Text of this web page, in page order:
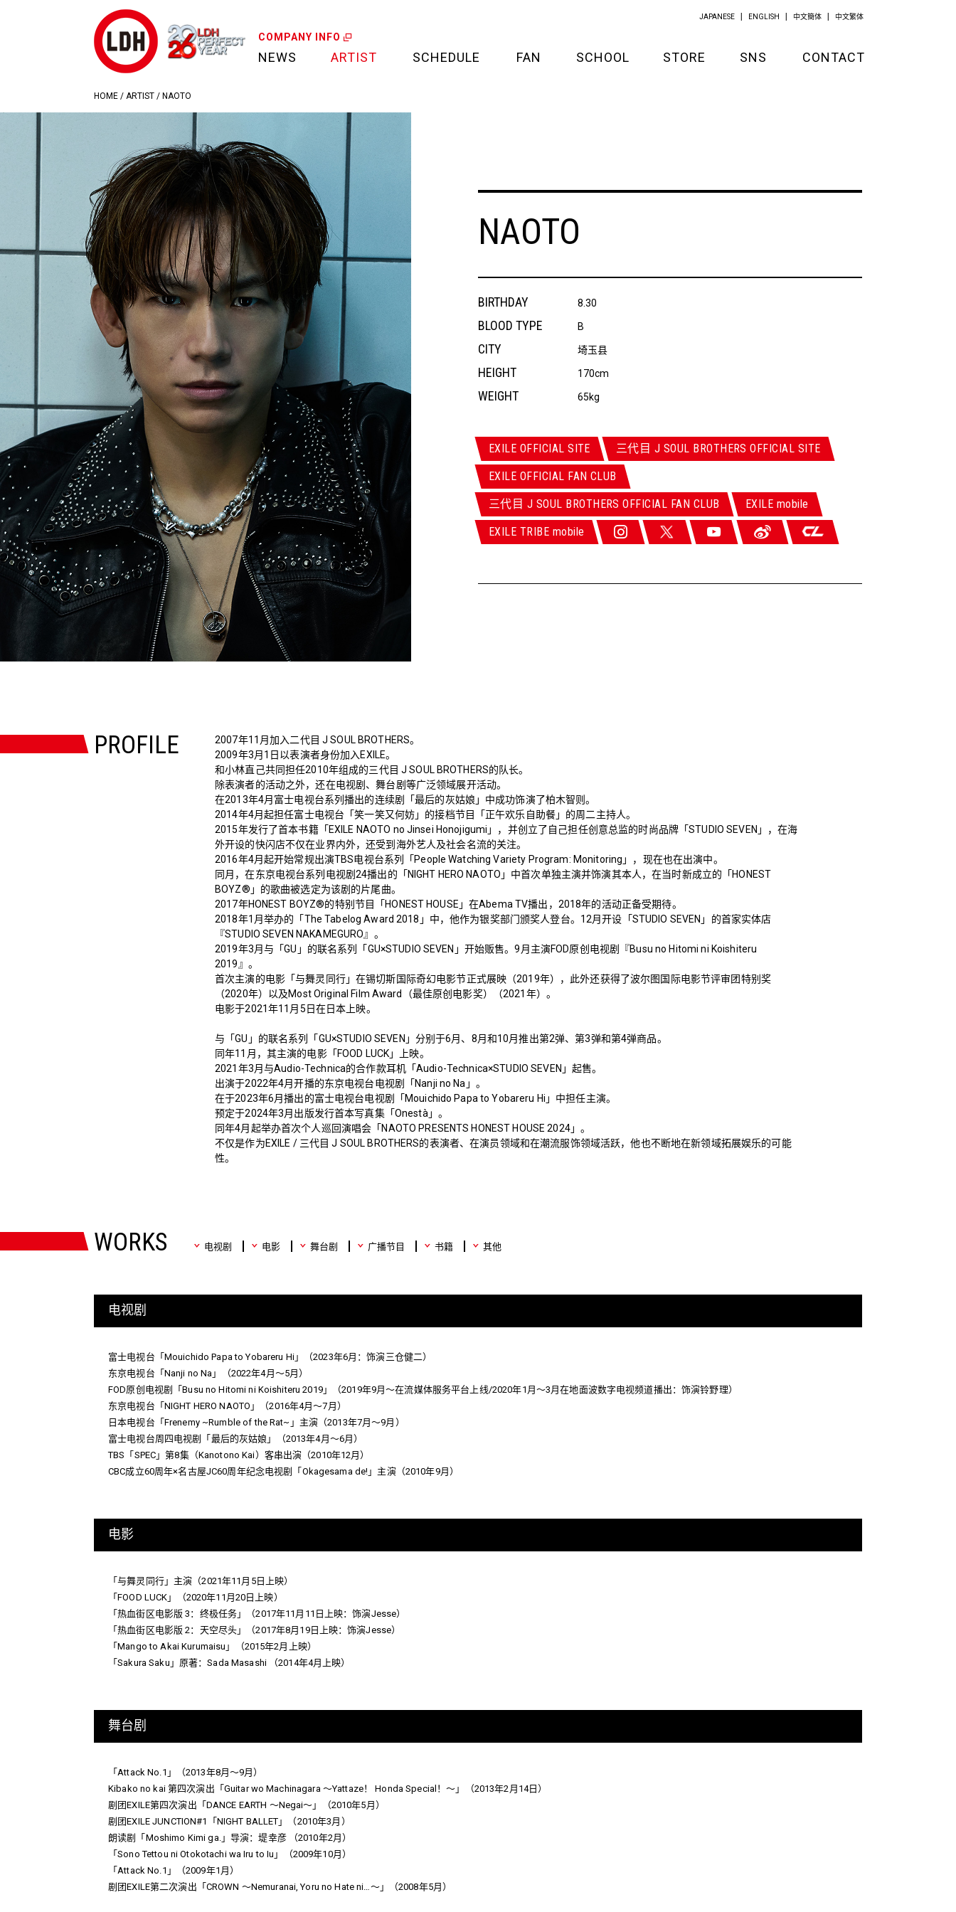
COMPANY INFO
NEWS ARTIST SCHEDULE FAN
PROJECT
SCHOOL STORE SNS CONTACT
JAPANESE ENGLISH 中文簡体 中文繁体
HOME / ARTIST / NAOTO
NAOTO
BIRTHDAY 8.30
BLOOD TYPE B
CITY 埼玉县
HEIGHT 170cm
WEIGHT 65kg
EXILE OFFICIAL SITE 三代目 J SOUL BROTHERS OFFICIAL SITE
EXILE OFFICIAL FAN CLUB
三代目 J SOUL BROTHERS OFFICIAL FAN CLUB EXILE mobile
EXILE TRIBE mobile
PROFILE
2007年11月加入二代目 J SOUL BROTHERS。
2009年3月1日以表演者身份加入EXILE。
和小林直己共同担任2010年组成的三代目 J SOUL BROTHERS的队长。
除表演者的活动之外，还在电视剧、舞台剧等广泛领域展开活动。
在2013年4月富士电视台系列播出的连续剧「最后的灰姑娘」中成功饰演了柏木智则。
2014年4月起担任富士电视台「笑一笑又何妨」的接档节目「正午欢乐自助餐」的周二主持人。
2015年发行了首本书籍「EXILE NAOTO no Jinsei Honojigumi」，并创立了自己担任创意总监的时尚品牌「STUDIO SEVEN」，在海
外开设的快闪店不仅在业界内外，还受到海外艺人及社会名流的关注。
2016年4月起开始常规出演TBS电视台系列「People Watching Variety Program: Monitoring」，现在也在出演中。
同月，在东京电视台系列电视剧24播出的「NIGHT HERO NAOTO」中首次单独主演并饰演其本人，在当时新成立的「HONEST
BOYZ®」的歌曲被选定为该剧的片尾曲。
2017年HONEST BOYZ®的特别节目「HONEST HOUSE」在Abema TV播出，2018年的活动正备受期待。
2018年1月举办的「The Tabelog Award 2018」中，他作为银奖部门颁奖人登台。12月开设「STUDIO SEVEN」的首家实体店
『STUDIO SEVEN NAKAMEGURO』。
2019年3月与「GU」的联名系列「GU×STUDIO SEVEN」开始贩售。9月主演FOD原创电视剧『Busu no Hitomi ni Koishiteru
2019』。
首次主演的电影「与舞灵同行」在锡切斯国际奇幻电影节正式展映（2019年），此外还获得了波尔图国际电影节评审团特别奖
（2020年）以及Most Original Film Award（最佳原创电影奖）（2021年）。
电影于2021年11月5日在日本上映。
与「GU」的联名系列「GU×STUDIO SEVEN」分别于6月、8月和10月推出第2弹、第3弹和第4弹商品。
同年11月，其主演的电影「FOOD LUCK」上映。
2021年3月与Audio-Technica的合作款耳机「Audio-Technica×STUDIO SEVEN」起售。
出演于2022年4月开播的东京电视台电视剧「Nanji no Na」。
在于2023年6月播出的富士电视台电视剧「Mouichido Papa to Yobareru Hi」中担任主演。
预定于2024年3月出版发行首本写真集「Onestà」。
同年4月起举办首次个人巡回演唱会「NAOTO PRESENTS HONEST HOUSE 2024」。
不仅是作为EXILE / 三代目 J SOUL BROTHERS的表演者、在演员领域和在潮流服饰领域活跃，他也不断地在新领域拓展娱乐的可能
性。
WORKS 电视剧 电影 舞台剧 广播节目 书籍 其他
电视剧
富士电视台「Mouichido Papa to Yobareru Hi」（2023年6月：饰演三仓健二）
东京电视台「Nanji no Na」（2022年4月～5月）
FOD原创电视剧「Busu no Hitomi ni Koishiteru 2019」（2019年9月～在流媒体服务平台上线/2020年1月～3月在地面波数字电视频道播出：饰演铃野理）
东京电视台「NIGHT HERO NAOTO」（2016年4月～7月）
日本电视台「Frenemy ~Rumble of the Rat~」主演（2013年7月～9月）
富士电视台周四电视剧「最后的灰姑娘」（2013年4月～6月）
TBS「SPEC」第8集（Kanotono Kai）客串出演（2010年12月）
CBC成立60周年×名古屋JC60周年纪念电视剧「Okagesama de!」主演（2010年9月）
电影
「与舞灵同行」主演（2021年11月5日上映）
「FOOD LUCK」（2020年11月20日上映）
「热血街区电影版 3：终极任务」（2017年11月11日上映：饰演Jesse）
「热血街区电影版 2：天空尽头」（2017年8月19日上映：饰演Jesse）
「Mango to Akai Kurumaisu」（2015年2月上映）
「Sakura Saku」原著：Sada Masashi （2014年4月上映）
舞台剧
「Attack No.1」（2013年8月～9月）
Kibako no kai 第四次演出「Guitar wo Machinagara ～Yattaze！ Honda Special！～」（2013年2月14日）
剧团EXILE第四次演出「DANCE EARTH ～Negai～」（2010年5月）
剧团EXILE JUNCTION#1「NIGHT BALLET」（2010年3月）
朗读剧「Moshimo Kimi ga.」导演：堤幸彦 （2010年2月）
「Sono Tettou ni Otokotachi wa Iru to Iu」（2009年10月）
「Attack No.1」（2009年1月）
剧团EXILE第二次演出「CROWN ～Nemuranai, Yoru no Hate ni…～」（2008年5月）